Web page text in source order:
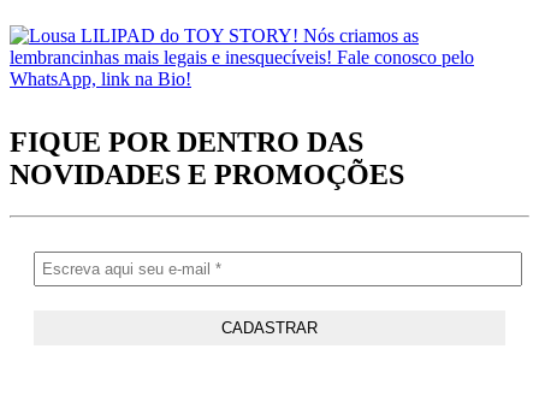
FIQUE POR DENTRO DAS
NOVIDADES E PROMOÇÕES